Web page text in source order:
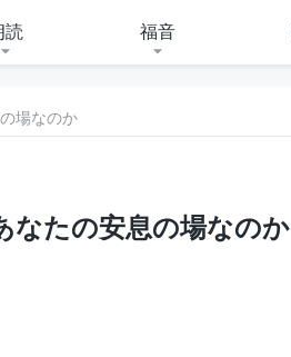
読 福音
場なのか
なたの安息の場なのか